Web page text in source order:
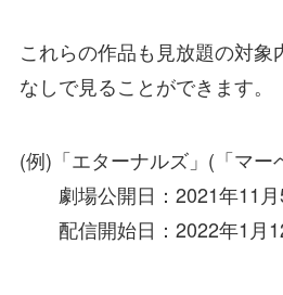
これらの作品も見放題の対象
なしで見ることができます。
(例)「エターナルズ」(「マー
劇場公開日：2021年11月
配信開始日：2022年1月